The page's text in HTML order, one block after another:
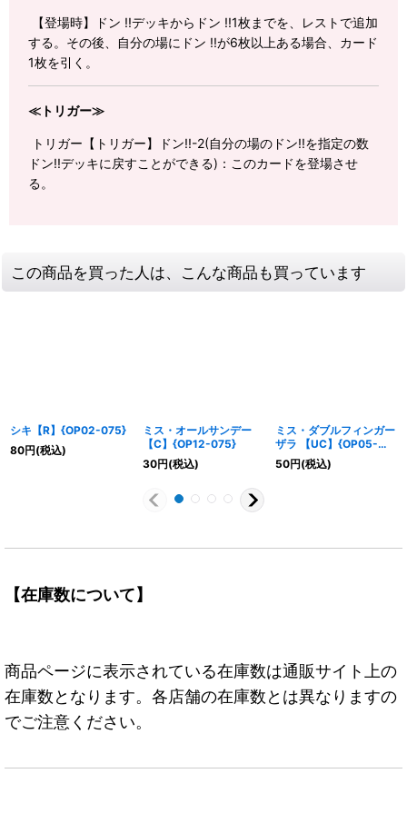
【登場時】ドン !!デッキからドン !!1枚までを、レストで追加
する。その後、自分の場にドン !!が6枚以上ある場合、カード
1枚を引く。
≪トリガー≫
トリガー【トリガー】ドン!!-2(自分の場のドン!!を指定の数
ドン!!デッキに戻すことができる)：このカードを登場させ
る。
この商品を買った人は、こんな商品も買っています
シキ【R】{OP02-075}
80円(税込)
ミス・オールサンデー
【C】{OP12-075}
30円(税込)
ミス・ダブルフィンガー
ザラ 【UC】{OP05-
073}
50円(税込)
【在庫数について】
商品ページに表示されている在庫数は通販サイト上の
在庫数となります。各店舗の在庫数とは異なりますの
でご注意ください。